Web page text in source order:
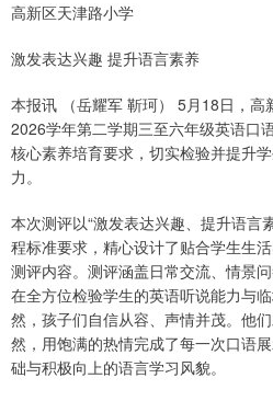
高新区天津路小学
激发表达兴趣 提升语言素养
本报讯 （岳耀军 靳珂） 5月18日，
2026学年第二学期三至六年级英语口
核心素养培育要求，切实检验并提升
力。
本次测评以“激发表达兴趣、提升语言
程标准要求，精心设计了贴合学生生
测评内容。测评涵盖日常交流、情景
在全方位检验学生的英语听说能力与
然，孩子们自信从容、声情并茂。他
然，用饱满的热情完成了每一次口语
础与积极向上的语言学习风貌。